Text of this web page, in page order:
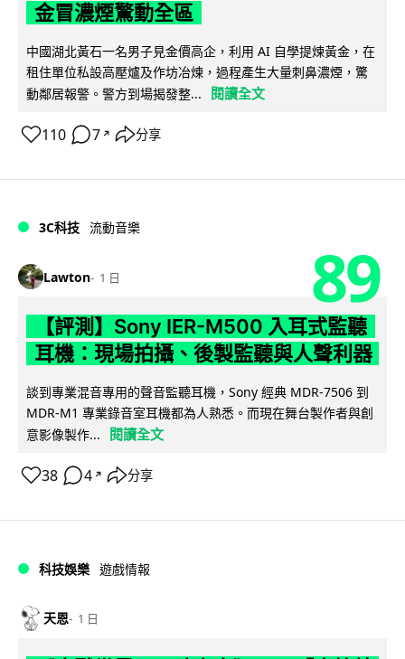
金冒濃煙驚動全區
中國湖北黃石一名男子見金價高企，利用 AI 自學提煉黃金，在
租住單位私設高壓爐及作坊冶煉，過程產生大量刺鼻濃煙，驚
動鄰居報警。警方到場揭發整...
閱讀全文
110 7 ↗ 分享
3C科技 流動音樂
Lawton 1 日 89
【評測】Sony IER-M500 入耳式監聽
耳機：現場拍攝、後製監聽與人聲利器
談到專業混音專用的聲音監聽耳機，Sony 經典 MDR-7506 到
MDR-M1 專業錄音室耳機都為人熟悉。而現在舞台製作者與創
意影像製作...
閱讀全文
38 4 ↗ 分享
科技娛樂 遊戲情報
天恩 1 日